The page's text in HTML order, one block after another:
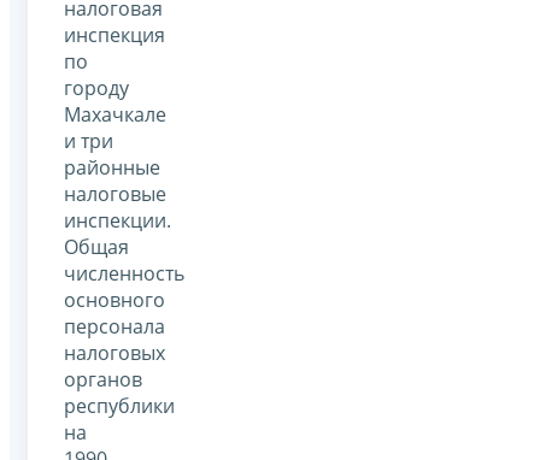
налоговая
инспекция
по
городу
Махачкале
и три
районные
налоговые
инспекции.
Общая
численность
основного
персонала
налоговых
органов
республики
на